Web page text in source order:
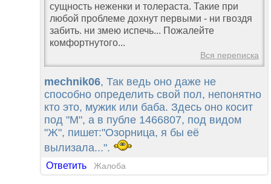
сущность неженки и толераста. Такие при
любой проблеме дохнут первыми - ни гвоздя
забить. ни змею испечь... Пожалейте
комфортнутого...
Вся переписка
mechnik06, Так ведь оно даже не
способно определить свой пол, непонятно
кто это, мужик или баба. Здесь оно косит
под "М", а в публе 1466807, под видом
"Ж", пишет:"Озорница, я бы её
вылизала...".
Ответить Жалоба